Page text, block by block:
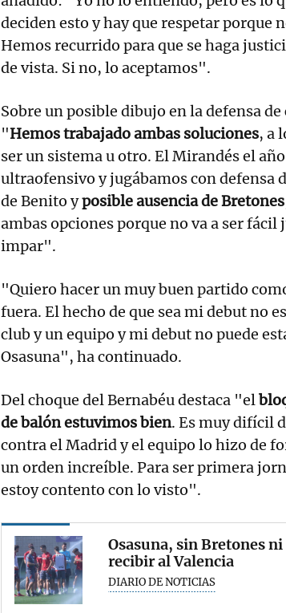
deciden esto y hay que respetar porque
Hemos recurrido para que se haga
de vista. Si no, lo aceptamos".
Sobre un posible dibujo en la defensa
"Hemos trabajado ambas soluciones, a
ser un sistema u otro. El Mirandés el
ultraofensivo y jugábamos con defensa
de Benito yposible ausencia de Bretones
ambas opciones porque no va a ser fácil
impar".
"Quiero hacer un muy buen partido
fuera. El hecho de que sea mi debut no
club y un equipo y mi debut no puede
Osasuna", ha continuado.
Del choque del Bernabéu destaca "el
de balón estuvimos bien. Es muy difícil
contra el Madrid y el equipo lo hizo de
un orden increíble. Para ser primera
estoy contento con lo visto".
Osasuna, sin Bretones
recibir al Valencia
DIARIO DE NOTICIAS